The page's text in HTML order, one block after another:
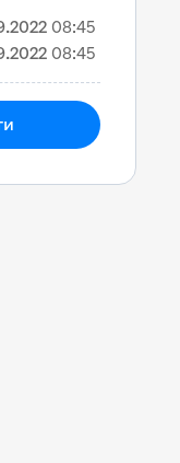
08:45
08:45